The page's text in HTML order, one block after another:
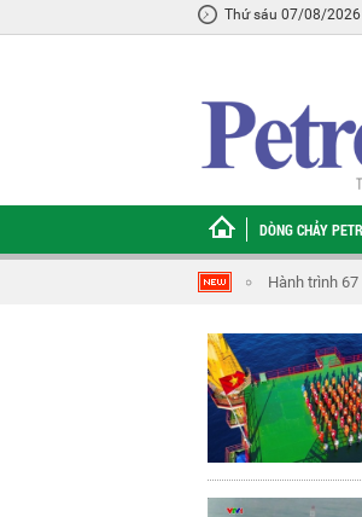
Thứ sáu 07/08/
DÒNG CHẢY
Hành trình